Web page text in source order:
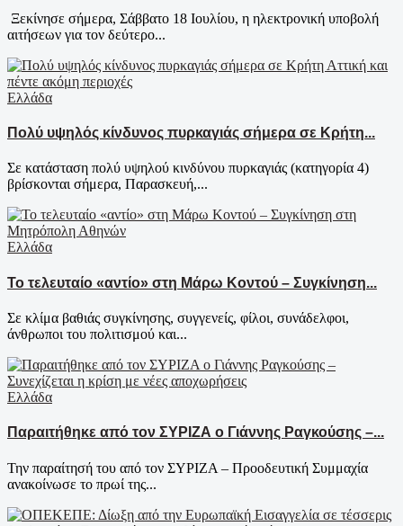
Ξεκίνησε σήμερα, Σάββατο 18 Ιουλίου, η ηλεκτρονική υποβολή
αιτήσεων για τον δεύτερο...
Ελλάδα
Πολύ υψηλός κίνδυνος πυρκαγιάς σήμερα σε Κρήτη...
Σε κατάσταση πολύ υψηλού κινδύνου πυρκαγιάς (κατηγορία 4)
βρίσκονται σήμερα, Παρασκευή,...
Ελλάδα
Το τελευταίο «αντίο» στη Μάρω Κοντού – Συγκίνηση...
Σε κλίμα βαθιάς συγκίνησης, συγγενείς, φίλοι, συνάδελφοι,
άνθρωποι του πολιτισμού και...
Ελλάδα
Παραιτήθηκε από τον ΣΥΡΙΖΑ ο Γιάννης Ραγκούσης –...
Την παραίτησή του από τον ΣΥΡΙΖΑ – Προοδευτική Συμμαχία
ανακοίνωσε το πρωί της...